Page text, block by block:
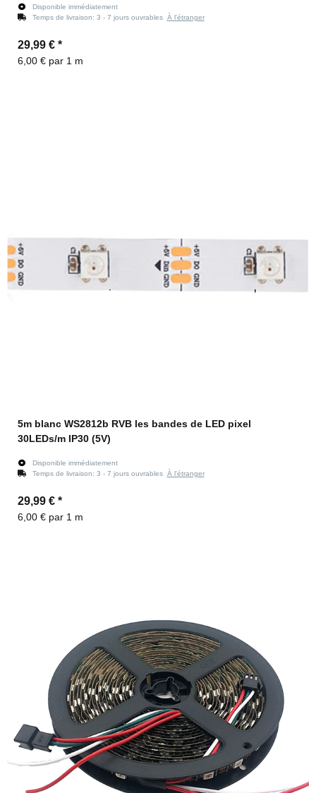
Disponible immédiatement
Temps de livraison: 3 - 7 jours ouvrables À l'étranger
29,99 € *
6,00 € par 1 m
5m blanc WS2812b RVB les bandes de LED pixel
30LEDs/m IP30 (5V)
Disponible immédiatement
Temps de livraison: 3 - 7 jours ouvrables À l'étranger
29,99 € *
6,00 € par 1 m